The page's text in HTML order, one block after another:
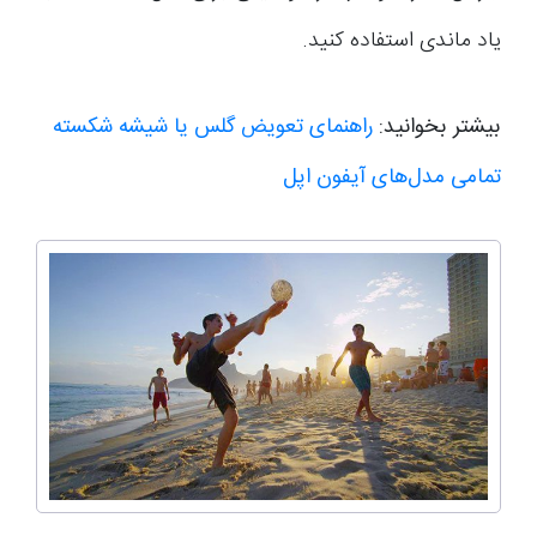
یاد ماندی استفاده کنید.
بیشتر بخوانید: راهنمای تعویض گلس یا شیشه شکسته
تمامی مدل‌های آیفون اپل